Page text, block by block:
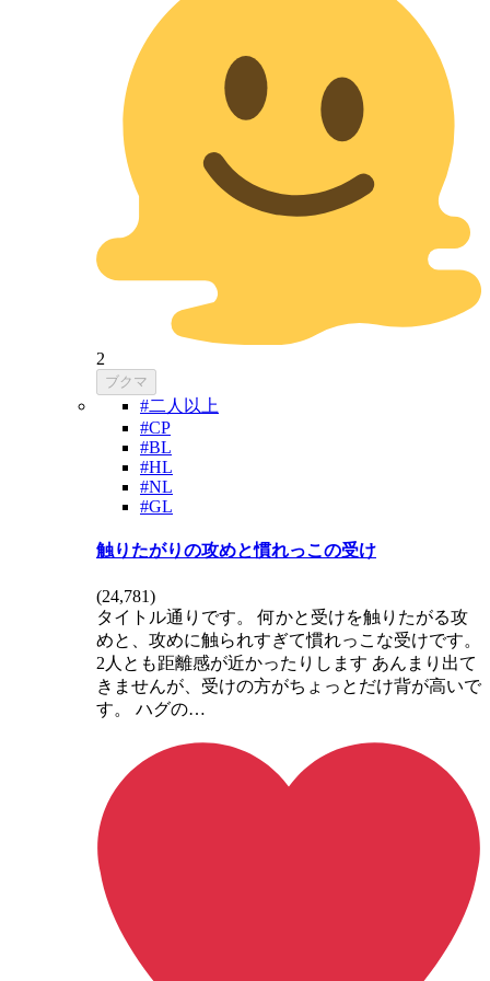
2
ブクマ
#二人以上
#CP
#BL
#HL
#NL
#GL
触りたがりの攻めと慣れっこの受け
(24,781)
タイトル通りです。 何かと受けを触りたがる攻
めと、攻めに触られすぎて慣れっこな受けです。
2人とも距離感が近かったりします あんまり出て
きませんが、受けの方がちょっとだけ背が高いで
す。 ハグの…